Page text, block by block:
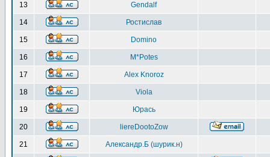
13 Gendalf
14 Ростислав
15 Domino
16 M*Potes
17 Alex Knoroz
18 Viola
19 Юрась
20 liereDootoZow
21 Александр.Б (шурик.н)